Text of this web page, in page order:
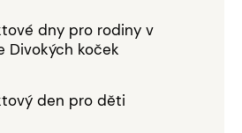
dny pro rodiny v
Divokých koček
den pro děti